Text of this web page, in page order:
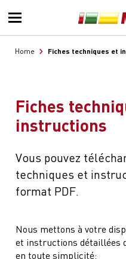
Home Fiches techniques et
Fiches
instructions
Vous pouvez
techniques et
format PDF.
Nous mettons à votre
et instructions détaillées
en toute simplicité: